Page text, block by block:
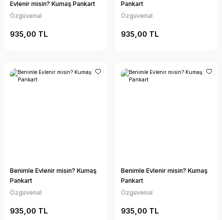
Evlenir misin? Kumaş Pankart
Özgüvenal
935,00 TL
Pankart
Özgüvenal
935,00 TL
Benimle Evlenir misin? Kumaş
Pankart
Özgüvenal
935,00 TL
Benimle Evlenir misin? Kumaş
Pankart
Özgüvenal
935,00 TL